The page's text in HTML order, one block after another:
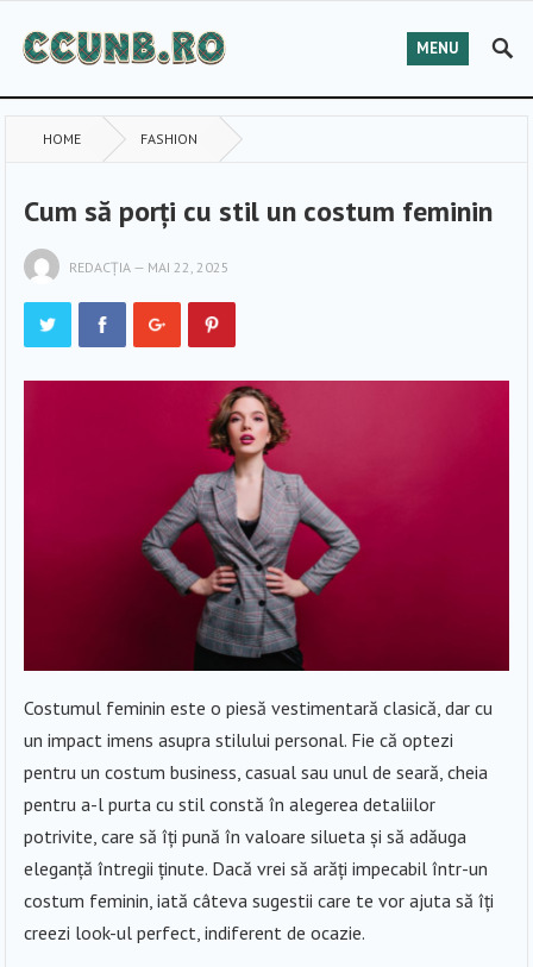
MENU
HOME FASHION
Cum să porți cu stil un costum feminin
REDACȚIA — MAI 22, 2025
Costumul feminin este o piesă vestimentară clasică, dar cu
un impact imens asupra stilului personal. Fie că optezi
pentru un costum business, casual sau unul de seară, cheia
pentru a-l purta cu stil constă în alegerea detaliilor
potrivite, care să îți pună în valoare silueta și să adăuga
eleganță întregii ținute. Dacă vrei să arăți impecabil într-un
costum feminin, iată câteva sugestii care te vor ajuta să îți
creezi look-ul perfect, indiferent de ocazie.